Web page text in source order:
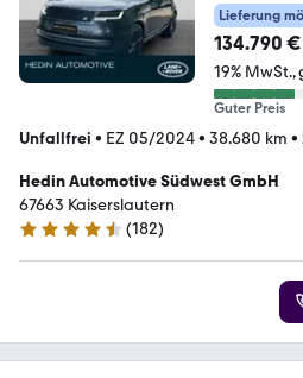
Lieferung
134.790 €
19% MwSt.
Guter Preis
Unfallfrei • EZ 05/2024• 38.680 km •
Hedin Automotive Südwest GmbH
67663 Kaiserslautern
4.7 Sterne
(182)